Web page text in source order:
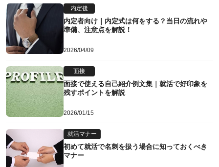
内定後
内定者向け｜内定式は何をする？当日の流れや
準備、注意点を解説！
2026/04/09
面接
面接で使える自己紹介例文集｜就活で好印象を
残すポイントを解説
2026/01/15
就活マナー
初めて就活で名刺を扱う場合に知っておくべき
マナー